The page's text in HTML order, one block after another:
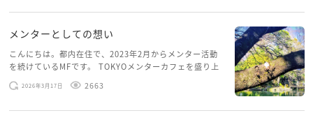
小さな不満のうちに、具体的なルールを決めることは
とても大切だと思います。
どんどん様は、決して心が狭いわけではありません。
メンターとしての想い
こんにちは。都内在住で、2023年2月からメンター活動
を続けているMFです。 TOKYOメンターカフェを盛り上
げたいという想いから、勇気を出して初めてブログを投
稿してみようと思います。少し自分のことを書いてみま
2026年3月17日 2663